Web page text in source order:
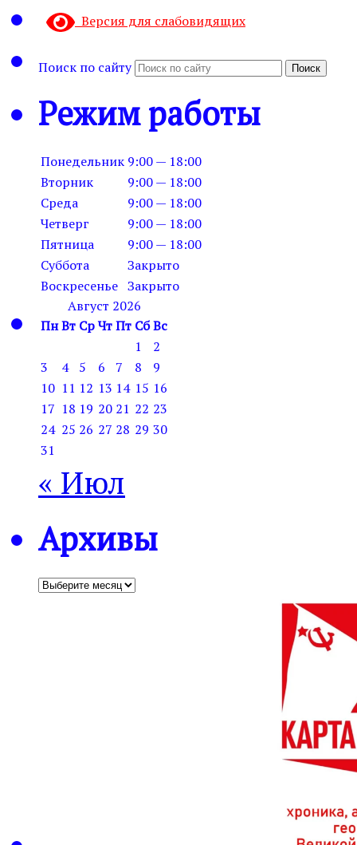
Версия для слабовидящих
Поиск по сайту Поиск
Режим работы
Понедельник 9:00 — 18:00
Вторник
9:00 — 18:00
Среда
9:00 — 18:00
Четверг
9:00 — 18:00
Пятница
9:00 — 18:00
Суббота
Закрыто
Воскресенье Закрыто
Август 2026
ПнВт СрЧтПт СбВс
1
2
3
4 5 6 7 8
9
10 11 12 13 14 15 16
17 18 19 20 21 22 23
24 25 26 27 28 29 30
31
« Июл
Архивы
Архивы